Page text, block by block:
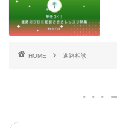
HOME 進路相談